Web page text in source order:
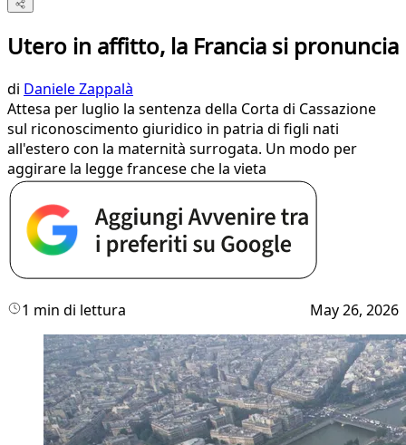
Utero in affitto, la Francia si pronuncia
di Daniele Zappalà
Attesa per luglio la sentenza della Corta di Cassazione
sul riconoscimento giuridico in patria di figli nati
all'estero con la maternità surrogata. Un modo per
aggirare la legge francese che la vieta
1 min di lettura May 26, 2026